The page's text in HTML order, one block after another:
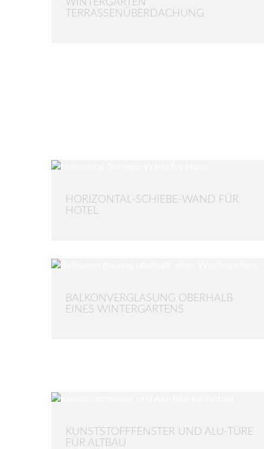
WINTERGARTEN
TERRASSENÜBERDACHUNG
HORIZONTAL-SCHIEBE-WAND FÜR
HOTEL
BALKONVERGLASUNG OBERHALB
EINES WINTERGARTENS
KUNSTSTOFFFENSTER UND ALU-TÜRE
FÜR ALTBAU